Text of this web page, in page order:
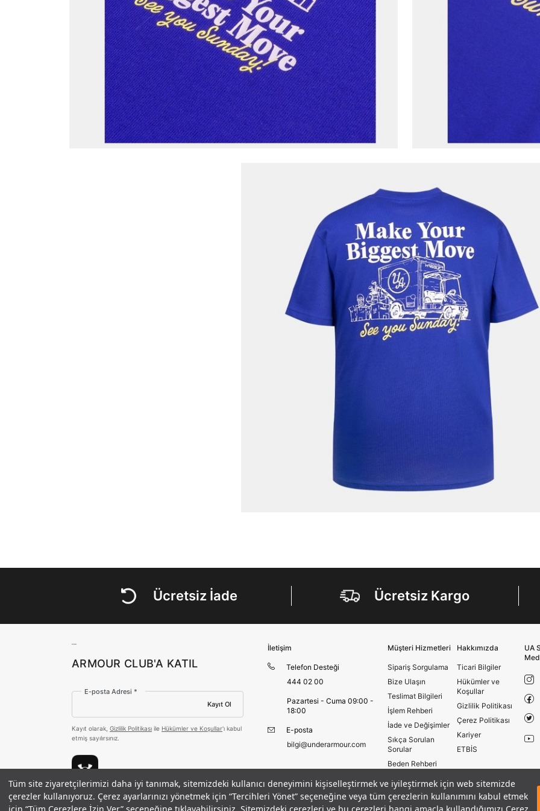
Tüm site ziyaretçilerimizi daha iyi tanımak, sitemizdeki kullanıcı deneyimini kişiselleştirmek ve iyileştirmek için web sitemizde
çerezler kullanıyoruz. Çerez ayarlarınızı yönetmek için “Tercihleri Yönet” seçeneğine veya tüm çerezlerin kullanımını kabul etmek
Erkek UA Heavyweight Moving Day Illus T-shirt
1.990 TL
%40
SEPETE EKLE
Ücretsiz İade Ücretsiz Kargo
ARMOUR CLUB'A KATIL
E-posta Adresi *
Kayıt Ol
Kayıt olarak, Gizlilik Politikası ile Hükümler ve Koşullar'ı kabul
etmiş sayılırsınız.
Ödeme Yöntemleri
İletişim
Telefon Desteği
444 02 00
Pazartesi - Cuma 09:00 -
18:00
E-posta
bilgi@underarmour.com
Müşteri Hizmetleri
Sipariş Sorgulama
Bize Ulaşın
Teslimat Bilgileri
İşlem Rehberi
İade ve Değişimler
Sıkça Sorulan
Sorular
Beden Rehberi
Site Haritası
Mağazalar
Armour Club
Hakkımızda
Ticari Bilgiler
Hükümler ve
Koşullar
Gizlilik Politikası
Çerez Politikası
Kariyer
ETBİS
UA
E-posta Adresi*
Şifre*
En az 8 karakter
Bir rakam
Aşağıdakileri okudum ve kabul ediyorum:
Kişisel verileriniz
Hüküm ve Koşullar
uyarınca işlenecektir. Kişisel verilerimin Doğuş
Perakende Satış Giyim ve Aksesuar Ticaret A.Ş.
tarafından ticari elektronik ileti gönderilmesi amacıyla
işlenmesini kabul ediyorum.
Sms
E-mail
Çağrı Merkezi / Arama
Kişisel verilerimin Doğuş Perakende Satış Giyim ve
Aksesuar Ticaret A.Ş. bünyesinde yer alan
markalara ait ürünlerin bana özel pazarlanması ve
Doğuş Grubu şirketlerinde bulunan pazarlama
amacıyla işlenmesini kabul ediyorum.
internet sitesi altyapı hizmetlerinin sunucularının yurt
dışında bulunması sebebiyle yurt dışında mukim
Amazon Inc. ve Google LLC. ile paylaşılmasını kabul
ediyorum.